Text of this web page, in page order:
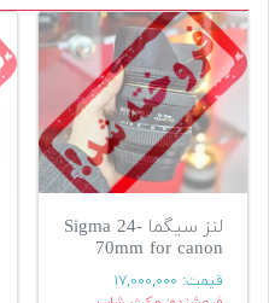
لنز سیگما Sigma 24-
70mm for canon
قیمت: ۱۷,۰۰۰,۰۰۰